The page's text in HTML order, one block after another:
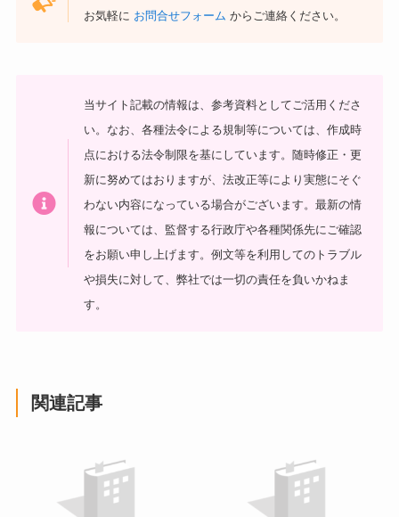
お気軽に お問合せフォーム からご連絡ください。
当サイト記載の情報は、参考資料としてご活用くださ
い。 なお、各種法令による規制等については、作成時
点における法令制限を基にしています。随時修正・更
新に努めてはおりますが、法改正等により実態にそぐ
わない内容になっている場合がございます。最新の情
報については、監督する行政庁や各種関係先にご確認
をお願い申し上げます。例文等を利用してのトラブル
や損失に対して、弊社では一切の責任を負いかねま
す。
関連記事